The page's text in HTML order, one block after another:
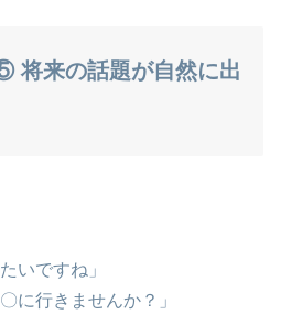
将来の話題が自然に出
いですね」
に行きませんか？」